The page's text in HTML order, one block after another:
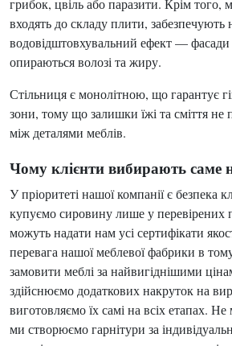
грибок, цвіль або паразити. Крім того,
входять до складу плити, забезпечують
водовідштовхувальний ефект —
опираються волозі та жиру.
Стільниця є монолітною, що гарантує
зони, тому що залишки їжі та сміття не
між деталями меблів.
Чому клієнти вибирають саме
У пріоритеті нашої компанії є безпека
купуємо сировину лише у перевірених
можуть надати нам усі сертифікати
перевага нашої меблевої фабрики в
замовити меблі за найвигіднішими
здійснюємо додаткових накруток на
виготовляємо їх самі на всіх етапах.
ми створюємо гарнітури за